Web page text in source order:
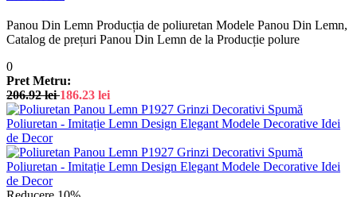
Panou Din Lemn Producția de poliuretan Modele Panou Din Lemn,
Catalog de prețuri Panou Din Lemn de la Producție polure
0
Pret Metru:
206.92lei 186.23 lei